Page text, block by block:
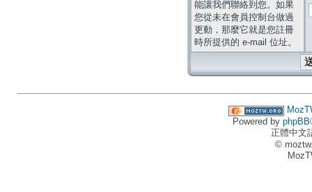
能讓我們聯絡到您。如果
您從未在會員控制台做過
更動，那麼它就是您註冊
時所提供的 e-mail 位址。
Powered by phpBB
正體中文
©